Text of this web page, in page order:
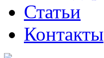
Статьи
Контакты